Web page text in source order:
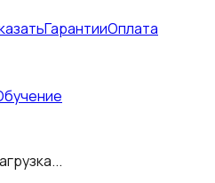
ГарантииОплата